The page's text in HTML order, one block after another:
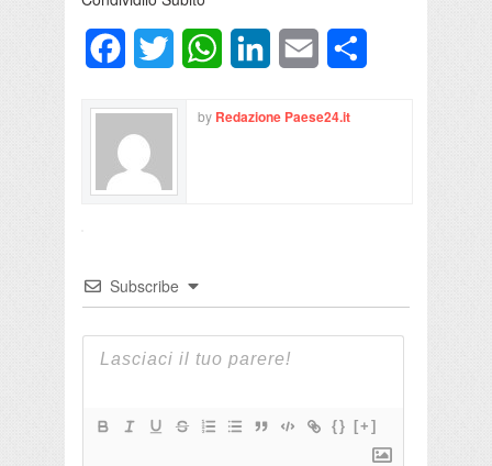
FacebookTwitter WhatsAppLinkedInEmail
by Redazione Paese24.it
Subscribe
{} [+]